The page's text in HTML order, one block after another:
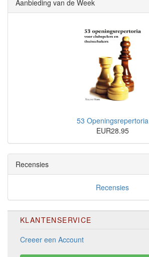
Aanbieding van de Week
53 Openingsrepertoria
EUR28.95
Recensies
Recensies
KLANTENSERVICE
Creeer een Account